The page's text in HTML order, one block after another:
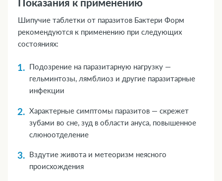
Шипучие таблетки от паразитов Бактери Форм
рекомендуются к применению при следующих
состояниях:
Подозрение на паразитарную нагрузку —
гельминтозы, лямблиоз и другие паразитарные
инфекции
Характерные симптомы паразитов — скрежет
зубами во сне, зуд в области ануса, повышенное
слюноотделение
Вздутие живота и метеоризм неясного
происхождения